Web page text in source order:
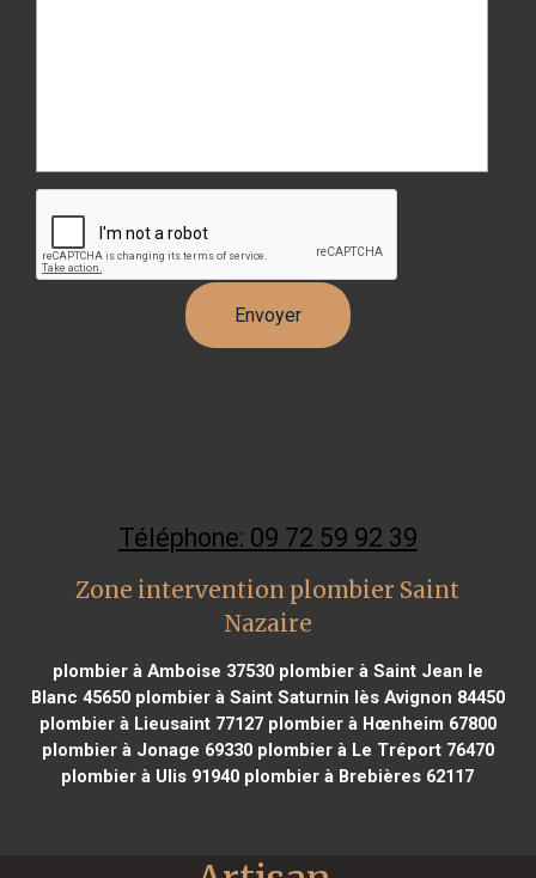
Téléphone: 09 72 59 92 39
Zone intervention plombier Saint
Nazaire
plombier à Amboise 37530plombier à Saint Jean le
Blanc 45650plombier à Saint Saturnin lès Avignon 84450
plombier à Lieusaint 77127plombier à Hœnheim 67800
plombier à Jonage 69330plombier à Le Tréport 76470
plombier à Ulis 91940 plombier à Brebières 62117